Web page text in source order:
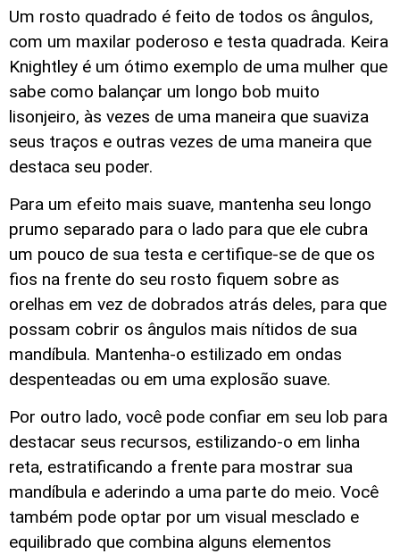
Um rosto quadrado é feito de todos os ângulos,
com um maxilar poderoso e testa quadrada. Keira
Knightley é um ótimo exemplo de uma mulher que
sabe como balançar um longo bob muito
lisonjeiro, às vezes de uma maneira que suaviza
seus traços e outras vezes de uma maneira que
destaca seu poder.
Para um efeito mais suave, mantenha seu longo
prumo separado para o lado para que ele cubra
um pouco de sua testa e certifique-se de que os
fios na frente do seu rosto fiquem sobre as
orelhas em vez de dobrados atrás deles, para que
possam cobrir os ângulos mais nítidos de sua
mandíbula. Mantenha-o estilizado em ondas
despenteadas ou em uma explosão suave.
Por outro lado, você pode confiar em seu lob para
destacar seus recursos, estilizando-o em linha
reta, estratificando a frente para mostrar sua
mandíbula e aderindo a uma parte do meio. Você
também pode optar por um visual mesclado e
equilibrado que combina alguns elementos